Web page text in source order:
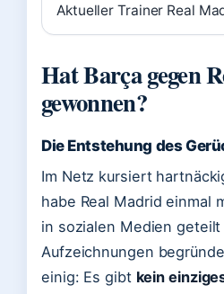
Aktueller Trainer Real
Hat Barça gegen
gewonnen?
Die Entstehung des
Im Netz kursiert
habe Real Madrid einmal
in sozialen Medien
Aufzeichnungen
einig: Es gibt kein